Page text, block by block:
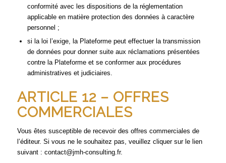
conformité avec les dispositions de la réglementation
applicable en matière protection des données à caractère
personnel ;
si la loi l’exige, la Plateforme peut effectuer la transmission
de données pour donner suite aux réclamations présentées
contre la Plateforme et se conformer aux procédures
administratives et judiciaires.
ARTICLE 12 – OFFRES
COMMERCIALES
Vous êtes susceptible de recevoir des offres commerciales de
l’éditeur. Si vous ne le souhaitez pas, veuillez cliquer sur le lien
suivant : contact@jmh-consulting.fr.